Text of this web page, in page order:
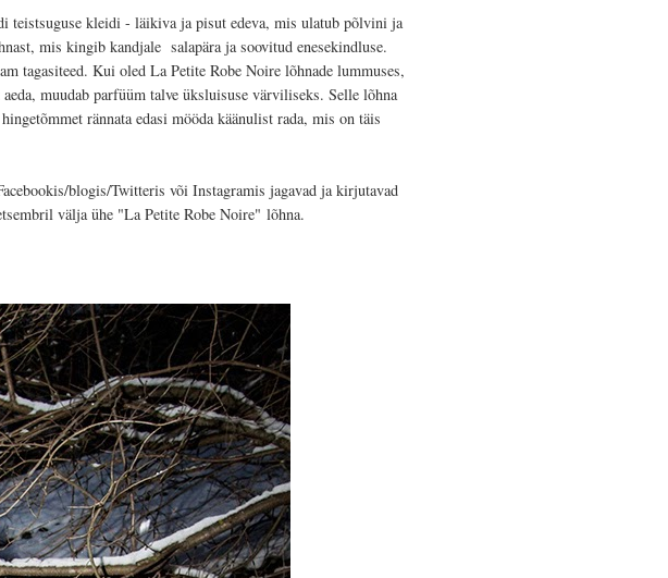
teistsuguse kleidi - läikiva ja pisut edeva, mis ulatub põlvini ja
mis kingib kandjale salapära ja soovitud enesekindluse.
tagasiteed. Kui oled La Petite Robe Noire lõhnade lummuses,
muudab parfüüm talve üksluisuse värviliseks. Selle lõhna
rännata edasi mööda käänulist rada, mis on täis
blogis/Twitteris või Instagramis jagavad ja kirjutavad
välja ühe "La Petite Robe Noire" lõhna.